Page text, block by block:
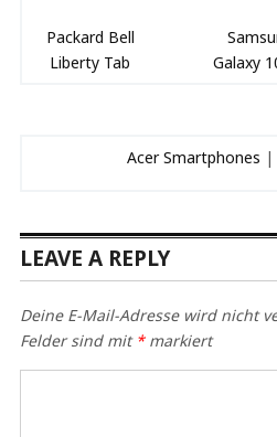
Packard Bell
Liberty Tab
Galaxy
Acer Smartphones |
LEAVE A REPLY
Deine E-Mail-Adresse wird nicht
Felder sind mit *markiert